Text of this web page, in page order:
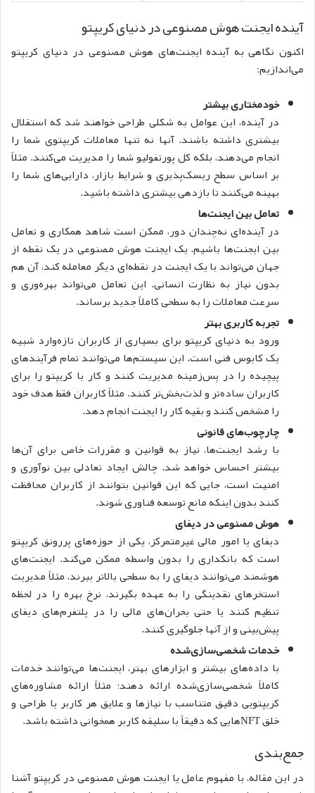
آینده ایجنت هوش مصنوعی در دنیای کریپتو
اکنون نگاهی به آینده ایجنت‌های هوش مصنوعی در دنیای کریپتو
می‌اندازیم:
خودمختاری بیشتر
درآینده، این عوامل به شکلی طراحی خواهند شد که استقلال
بیشتری داشته باشند. آنها نه‌ تنها معاملات کریپتوی شما را
انجام می‌دهند، بلکه کل پورتفولیو شما را مدیریت می‌کنند. مثلاً
بر اساس سطح ریسک‌پذیری و شرایط بازار، دارایی‌های شما را
بهینه می‌کنند تا بازدهی بیشتری داشته باشید.
تعامل بین ایجنت‌ها
در آینده‌ای نه‌چندان دور، ممکن است شاهد همکاری و تعامل
بین ایجنت‌ها باشیم. یک ایجنت هوش مصنوعی در یک نقطه از
جهان می‌تواند با یک ایجنت در نقطه‌ای دیگر معامله کند، آن هم
بدون نیاز به نظارت انسانی. این تعامل می‌تواند بهره‌وری و
سرعت معاملات را به سطحی کاملاً جدید برساند.
تجربه کاربری بهتر
ورود به دنیای کریپتو برای بسیاری از کاربران تازه‌وارد شبیه
یک کابوس فنی است. این سیستم‌ها می‌توانند تمام فرآیندهای
پیچیده را در پس‌زمینه مدیریت کنند و کار با کریپتو را برای
کاربران ساده‌تر و لذت‌بخش‌تر کنند. مثلاً کاربران فقط هدف خود
را مشخص کنند و بقیه کار را ایجنت انجام دهد.
چارچوب‌های قانونی
با رشد ایجنت‌ها، نیاز به قوانین و مقررات خاص برای آن‌ها
بیشتر احساس خواهد شد. چالش ایجاد تعادلی بین نوآوری و
امنیت است، جایی که این قوانین بتوانند از کاربران محافظت
کنند بدون اینکه مانع توسعه فناوری شوند.
هوش مصنوعی در دیفای
دیفای یا امور مالی غیرمتمرکز، یکی از حوزه‌های پررونق کریپتو
است که بانکداری را بدون واسطه ممکن می‌کند. ایجنت‌های
هوشمند می‌توانند دیفای را به سطحی بالاتر ببرند، مثلاً مدیریت
استخرهای نقدینگی را به عهده بگیرند، نرخ بهره را در لحظه
تنظیم کنند یا حتی بحران‌های مالی را در پلتفرم‌های دیفای
پیش‌بینی و از آنها جلوگیری کنند.
خدمات شخصی‌سازی‌شده
با داده‌های بیشتر و ابزارهای بهتر، ایجنت‌ها می‌توانند خدمات
کاملاً شخصی‌سازی‌شده ارائه دهند؛‌ مثلاً ارائه مشاوره‌های
کریپتویی دقیق متناسب با نیازها و علایق هر کاربر یا طراحی و
خلق NFTهایی که دقیقاً با سلیقه کاربر همخوانی داشته باشد.
جمع‌بندی
در این مقاله، با مفهوم عامل یا ایجنت هوش مصنوعی در کریپتو آشنا